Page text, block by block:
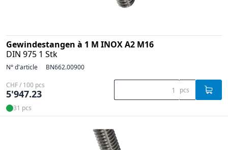
Gewindestangen à 1 M INOX A2 M16
DIN 975 1 Stk
N° d'article BN662.00900
CHF / 100 pcs
5'947.23 pcs
31 pcs